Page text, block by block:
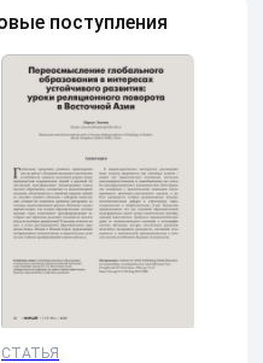
поступления
СТАТЬЯ